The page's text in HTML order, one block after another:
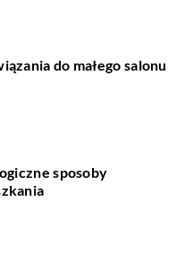
do małego salonu
sposoby